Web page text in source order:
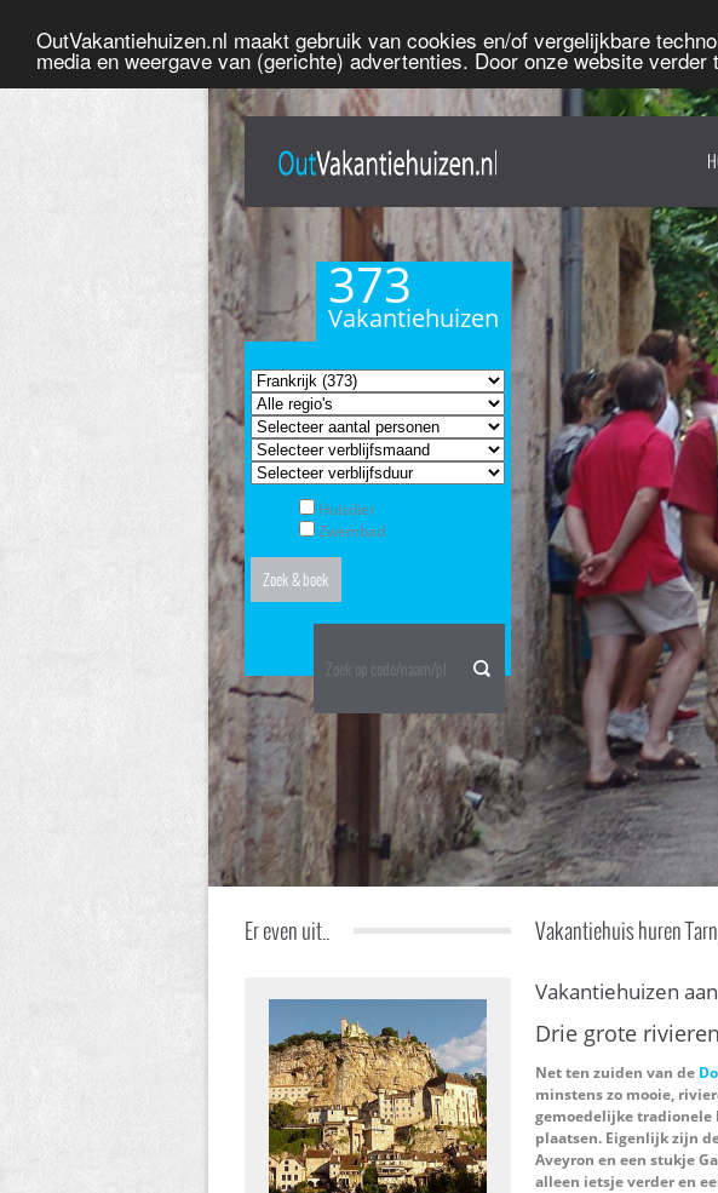
OutVakantiehuizen.nl maakt gebruik van cookies en/of vergelijkbare
media en weergave van (gerichte) advertenties. Door onze website
373
Vakantiehuizen
Huisdier
Zwembad
Er even uit.. Vakantiehuis huren
Vakantiehuizen
Drie grote rivieren
Net ten zuiden van de
minstens zo mooie,
gemoedelijke tradionele
plaatsen. Eigenlijk zijn
Aveyron en een stukje
alleen ietsje verder en